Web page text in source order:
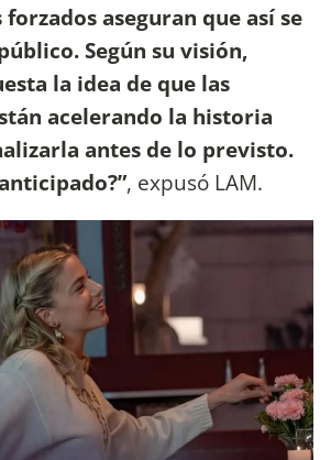
aseguran que así se
Según su visión,
la idea de que las
acelerando la historia
antes de lo previsto.
, expusó LAM.